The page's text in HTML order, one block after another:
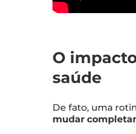
O
saúde
De fato, uma
mudar